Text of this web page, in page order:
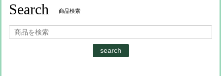
Search 商品検索
search